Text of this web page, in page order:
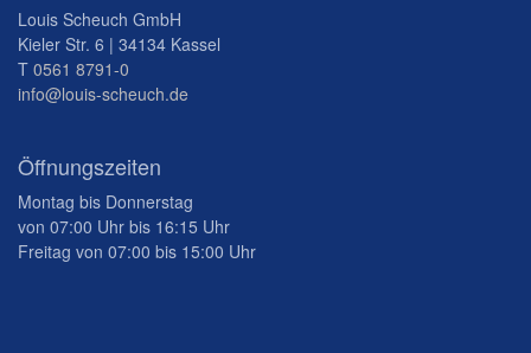
Louis Scheuch GmbH
Kieler Str. 6 | 34134 Kassel
T 0561 8791-0
info@louis-scheuch.de
Öffnungszeiten
Montag bis Donnerstag
von 07:00 Uhr bis 16:15 Uhr
Freitag von 07:00 bis 15:00 Uhr